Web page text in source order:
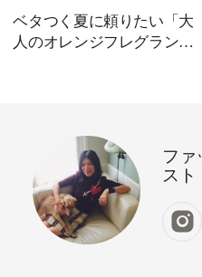
ベタつく夏に頼りたい「大
人のオレンジフレグラン
ファ
ス